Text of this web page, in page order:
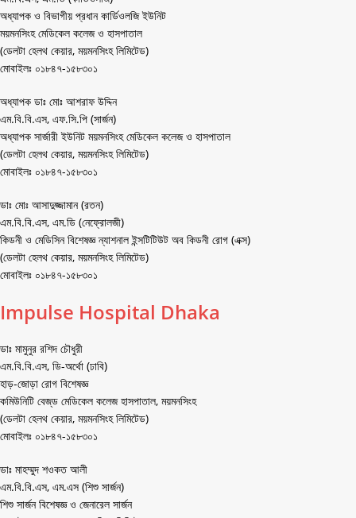
অধ্যাপক ও বিভাগীয় প্রধান কার্ডিওলজি ইউনিট
ময়মনসিংহ মেডিকেল কলেজ ও হাসপাতাল
(ডেলটা হেলথ কেয়ার, ময়মনসিংহ লিমিটেড)
মোবাইলঃ ০১৮৪৭-১৫৮৩০১
অধ্যাপক ডাঃ মোঃ আশরাফ উদ্দিন
এম.বি.বি.এস, এফ.সি.পি (সার্জন)
অধ্যাপক সার্জারী ইউনিট ময়মনসিংহ মেডিকেল কলেজ ও হাসপাতাল
(ডেলটা হেলথ কেয়ার, ময়মনসিংহ লিমিটেড)
মোবাইলঃ ০১৮৪৭-১৫৮৩০১
ডাঃ মোঃ আসাদুজ্জামান (রতন)
এম.বি.বি.এস, এম.ডি (নেফ্রোলজী)
কিডনী ও মেডিসিন বিশেষজ্ঞ ন্যাশনাল ইন্সটিটিউট অব কিডনী রোগ (এক্স)
(ডেলটা হেলথ কেয়ার, ময়মনসিংহ লিমিটেড)
মোবাইলঃ ০১৮৪৭-১৫৮৩০১
Impulse Hospital Dhaka
ডাঃ মামুনুর রশিদ চৌধুরী
এম.বি.বি.এস, ডি-অর্থো (ঢাবি)
হাড়-জোড়া রোগ বিশেষজ্ঞ
কমিউনিটি বেজ্‌ড মেডিকেল কলেজ হাসপাতাল, ময়মনসিংহ
(ডেলটা হেলথ কেয়ার, ময়মনসিংহ লিমিটেড)
মোবাইলঃ ০১৮৪৭-১৫৮৩০১
ডাঃ মাহ‌ম্মুদ শওকত আলী
এম.বি.বি.এস, এম.এস (শিশু সার্জন)
শিশু সার্জন বিশেষজ্ঞ ও জেনারেল সার্জন